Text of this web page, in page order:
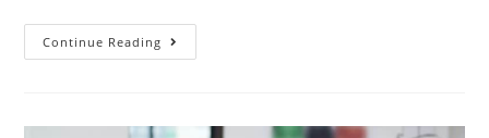
Continue Reading